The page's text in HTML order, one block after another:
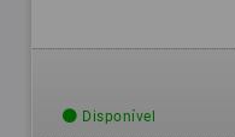
Disponível